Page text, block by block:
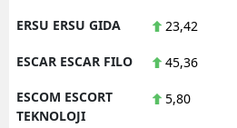
ERSU ERSU GIDA 23,42
ESCAR ESCAR FILO 45,36
ESCOM ESCORT
TEKNOLOJI
5,80